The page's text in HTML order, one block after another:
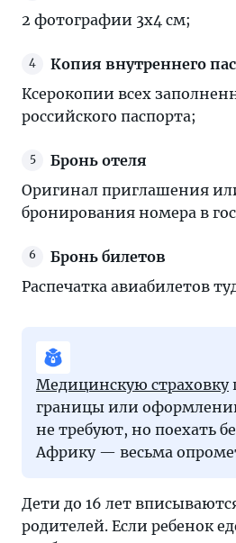
2 фотографии 3x4 см;
Копия внутреннего
Ксерокопии всех
российского паспорта;
Бронь отеля
Оригинал приглашения
бронирования номера в
Бронь билетов
Распечатка авиабилетов
Медицинскую страховку
границы или
не требуют, но поехать
Африку — весьма
Дети до 16 лет
родителей. Если ребенок